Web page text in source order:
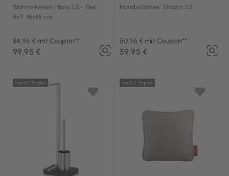
Wärmekissen Ploov S3 - Flex
BxT: 45x45 cm
84,96 € mit Coupon**
99,95 €
Handwärmer Stoons S3
50,96 € mit Coupon**
59,95 €
noch 2 Tag(e) noch 2 Tag(e)